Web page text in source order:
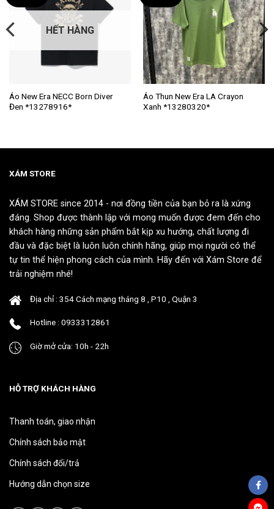
HẾT HÀNG
Áo New Era NECC Born Diver
Đen *13278916*
Sản
phẩm
nhiều
thể.
tùy
có
thể
được
chọn
trên
sản
Áo Thun New Era LA Crayon
Xanh *13280320*
Sản
phẩm
nhiều
tùy
chọn
có
thể
được
chọn
sản
XÁM STORE
XÁM STORE since 2014 - nơi đồng tiền của bạn bỏ ra là xứng
đáng. Shop được thành lập với mong muốn được đem đến cho
khách hàng những sản phẩm bắt kịp xu hướng, chất lượng đi
đầu và đặc biệt là luôn luôn chính hãng, giúp mọi người có thể
tự tin thể hiện phong cách của mình. Hãy đến với Xám Store để
trải nghiệm nhé!
Địa chỉ : 354 Cách mạng tháng 8 , P10 , Quận 3
Hotline : 0933312861
Giờ mở cửa: 10h - 22h
HỖ TRỢ KHÁCH HÀNG
Thanh toán, giao nhận
Chính sách bảo mật
Chính sách đổi/trả
Hướng dẫn chọn size